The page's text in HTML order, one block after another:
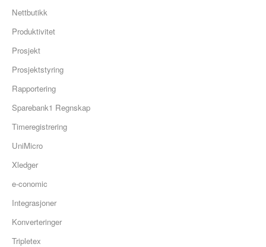
Nettbutikk
Produktivitet
Prosjekt
Prosjektstyring
Rapportering
Sparebank1 Regnskap
Timeregistrering
UniMicro
Xledger
e-conomic
Integrasjoner
Konverteringer
Tripletex